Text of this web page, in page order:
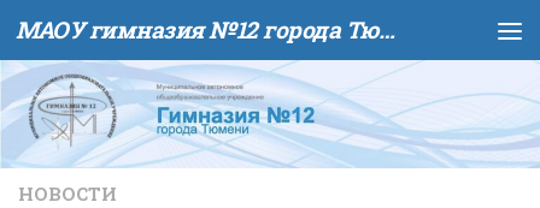
Skip to content МАОУ гимназия №12 города Тюмени
НОВОСТИ